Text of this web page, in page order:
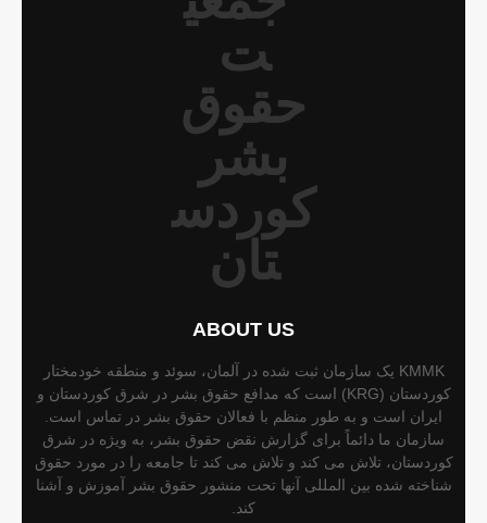
ABOUT US
KMMK یک سازمان ثبت شده در آلمان، سوئد و منطقه خودمختار
کوردستان (KRG) است که مدافع حقوق بشر در شرق کوردستان و
ایران است و به طور منظم با فعالان حقوق بشر در تماس است.
سازمان ما دائماً برای گزارش نقض حقوق بشر، به ویژه در شرق
کوردستان، تلاش می کند و تلاش می کند تا جامعه را در مورد حقوق
شناخته شده بین المللی آنها تحت منشور حقوق بشر آموزش و آشنا
کند.